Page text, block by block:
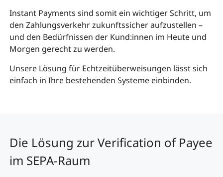
Instant Payments sind somit ein wichtiger Schritt, um
den Zahlungsverkehr zukunftssicher aufzustellen –
und den Bedürfnissen der Kund:innen im Heute und
Morgen gerecht zu werden.
Unsere Lösung für Echtzeitüberweisungen lässt sich
einfach in Ihre bestehenden Systeme einbinden.
Die Lösung zur Verification of Payee
im SEPA-Raum